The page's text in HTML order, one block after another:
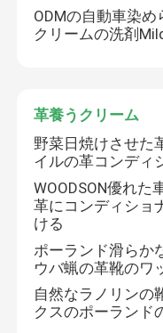
ODMの自動車染
クリームの洗剤
革養うクリーム
野菜日焼けさせた
イルの革コンディ
WOODSON優れた
革にコンディショ
ける
ポーランド滑らか
ウバ蝋の革靴のワ
自然なラノリンの
クスのポーランド